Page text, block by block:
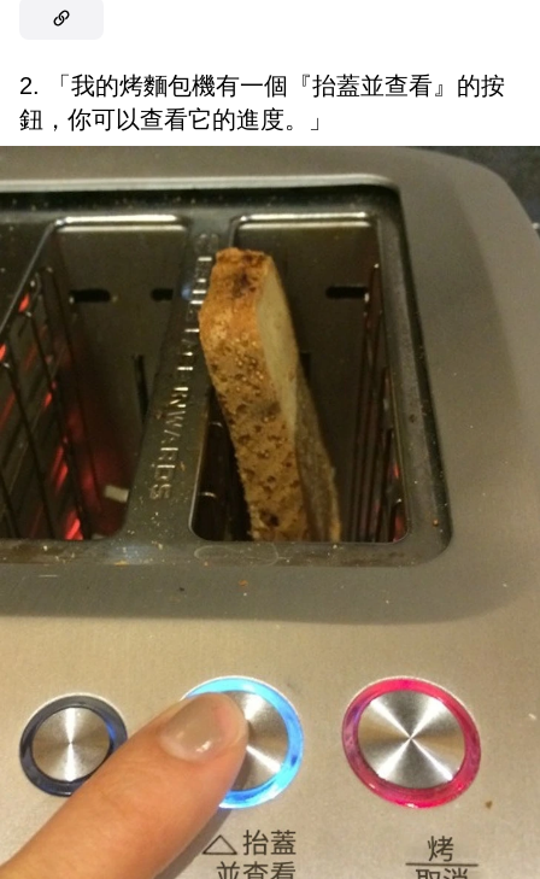
2. 「我的烤麵包機有一個『抬蓋並查看』的按
鈕，你可以查看它的進度。」